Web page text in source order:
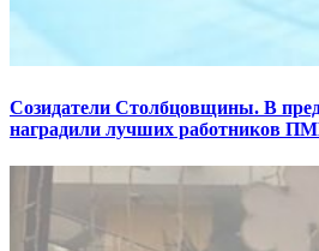
Созидатели Столбцовщины. В
наградили лучших работников